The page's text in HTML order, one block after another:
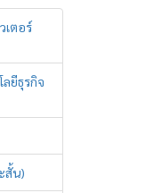
เตอร์
ยีธุรกิจ
สั้น)